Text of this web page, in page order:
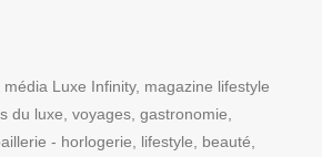
Luxe Infinity, magazine lifestyle
du luxe, voyages, gastronomie,
- horlogerie, lifestyle, beauté,